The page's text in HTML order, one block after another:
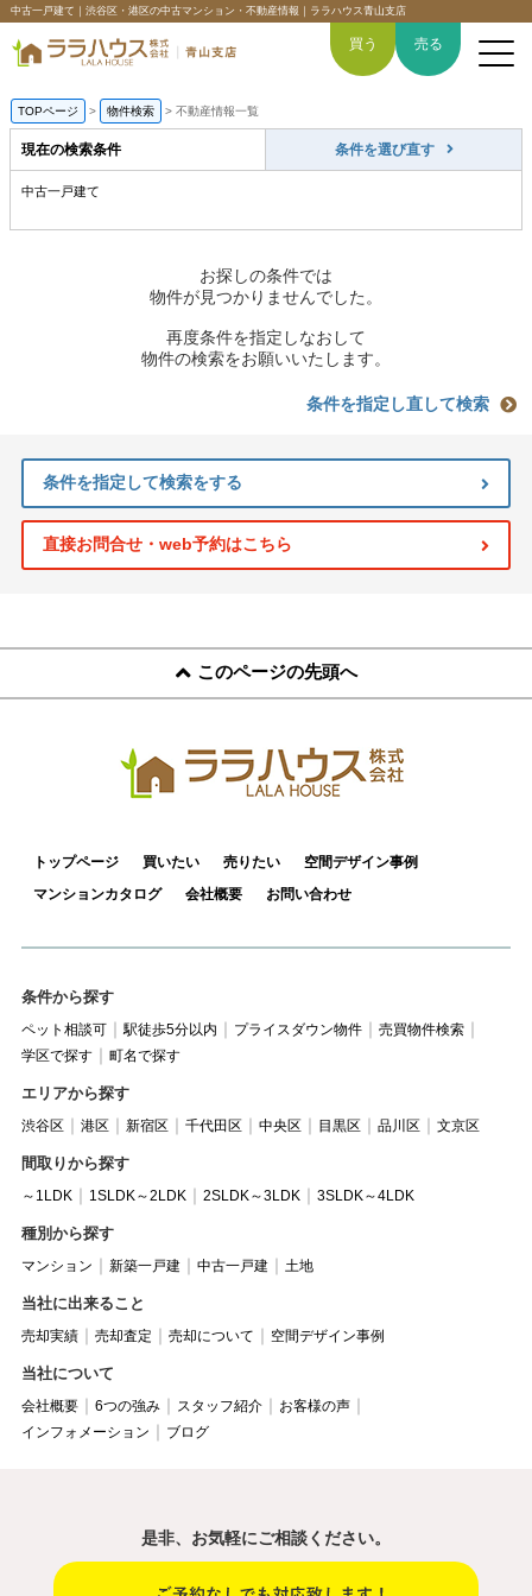
中古一戸建て｜渋谷区・港区の中古マンション・不動産情報｜ララハウス青山支店
スタッフ紹介
来店予約
買う 売る
TOPページ > 物件検索 > 不動産情報一覧
現在の検索条件 条件を選び直す
中古一戸建て
お探しの条件では
物件が見つかりませんでした。
再度条件を指定しなおして
物件の検索をお願いいたします。
条件を指定し直して検索
条件を指定して検索をする
直接お問合せ・web予約はこちら
このページの先頭へ
トップページ 買いたい 売りたい
空間デザイン事例
マンションカタログ
会社概要 お問い合わせ
条件から探す
ペット相談可 駅徒歩5分以内 プライスダウン物件
売買物件検索
学区で探す
町名で探す
エリアから探す
渋谷区 港区 新宿区 千代田区 中央区 目黒区 品川区 文京区
間取りから探す
～1LDK 1SLDK～2LDK 2SLDK～3LDK 3SLDK～4LDK
種別から探す
マンション 新築一戸建 中古一戸建 土地
当社に出来ること
売却実績 売却査定 売却について 空間デザイン事例
当社について
会社概要 6つの強み スタッフ紹介
お客様の声
インフォメーション
ブログ
是非、お気軽にご相談ください。